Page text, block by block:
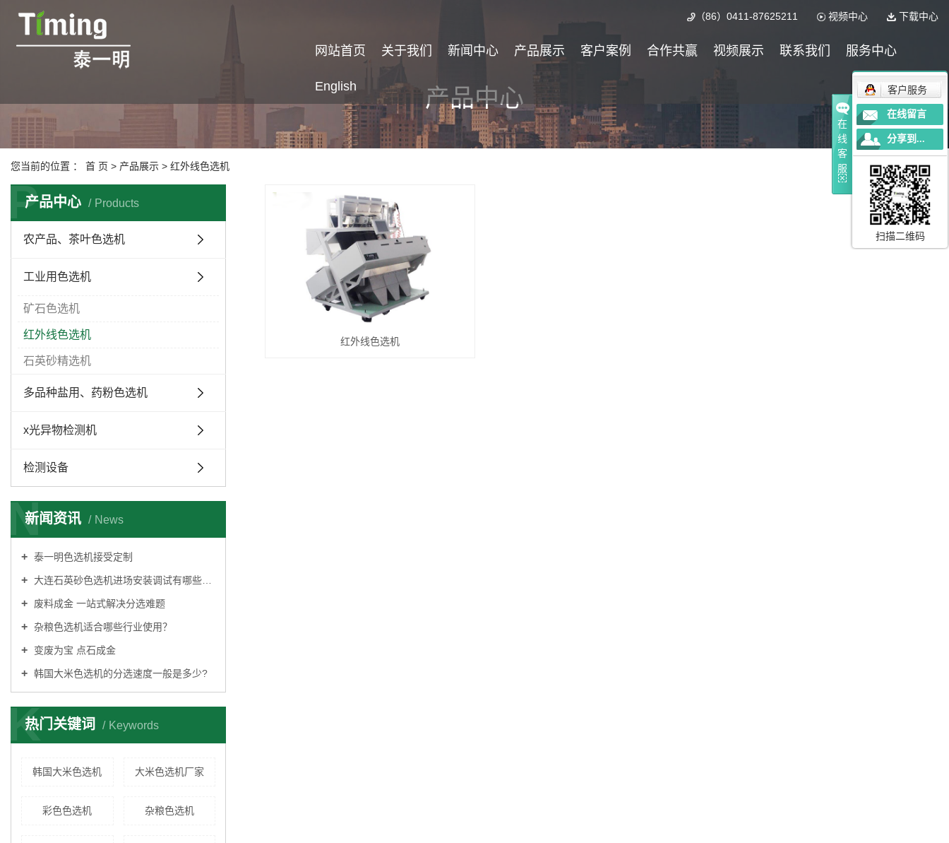
下载中心
视频中心
（86）0411-87625211
网站首页 关于我们 新闻中心 产品展示 客户案例 合作共赢 视频展示 联系我们 服务中心
English 产品中心
您当前的位置 ： 首 页 > 产品展示 > 红外线色选机
产品中心 Products
P
农产品、茶叶色选机
工业用色选机
矿石色选机
红外线色选机
石英砂精选机
多品种盐用、药粉色选机
x光异物检测机
检测设备
新闻资讯 News
N
泰一明色选机接受定制
大连石英砂色选机进场安装调试有哪些条件?
废料成金 一站式解决分选难题
杂粮色选机适合哪些行业使用？
变废为宝 点石成金
韩国大米色选机的分选速度一般是多少?
热门关键词 Keywords
K
韩国大米色选机 大米色选机厂家
彩色色选机 杂粮色选机
红外线色选机
在
线
客
服
客户服务
在线留言
分享到...
扫描二维码